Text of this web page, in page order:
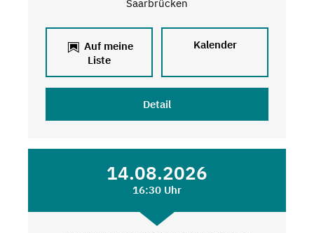
Saarbrücken
Auf meine
Liste
Kalender
Detail
14.08.2026
16:30 Uhr